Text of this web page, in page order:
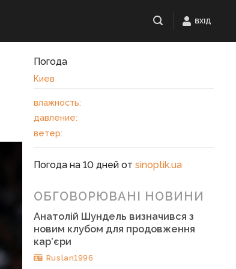
ВХІД
Погода
Киев
влажность:
давление:
ветер:
Погода на 10 дней отsinoptik.ua
ОБГОВОРЮВАНІ НОВИНИ
Анатолій Шундель визначився з
новим клубом для продовження
кар’єри
Ruslan1996